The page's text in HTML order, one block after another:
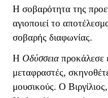
Η σοβαρότητα της
αγιοποιεί το
σοβαρής διαφωνίας.
Η Οδύσσειαπροκάλεσε
μεταφραστές,
μουσικούς. Ο